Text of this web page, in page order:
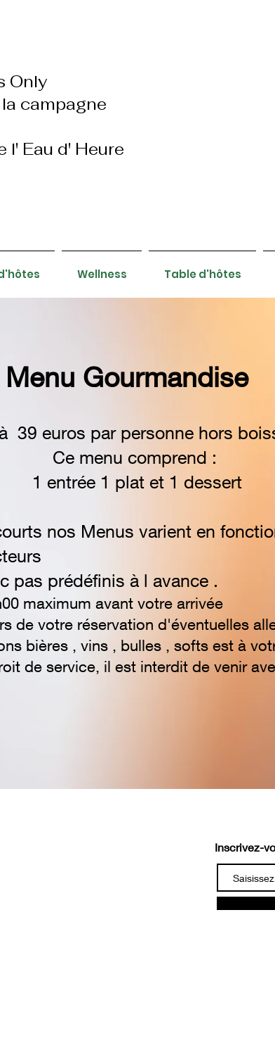
Only
campagne
l' Eau d' Heure
Wellness Table d'hôtes
Menu Gourmandise
39 euros par personne hors bois
Ce menu comprend :
1 entrée 1 plat et 1 dessert
nos Menus varient en
pas prédéfinis à l avance .
maximum avant votre arrivée
de votre réservation d'éventuelles
bières , vins , bulles , softs est à
de service, il est interdit de venir
Inscrivez-